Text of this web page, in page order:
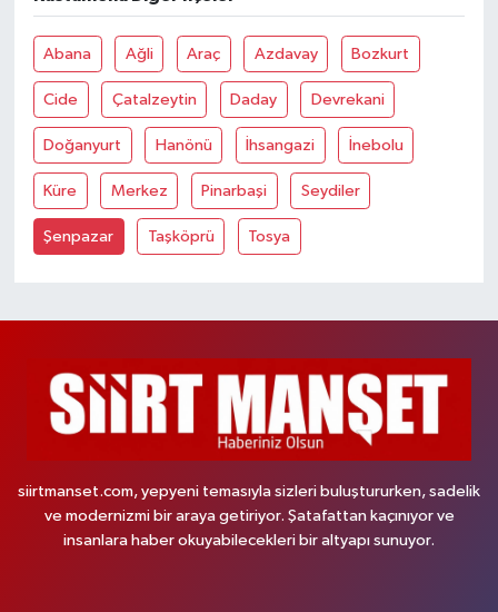
Abana Ağli Araç Azdavay Bozkurt
Cide Çatalzeytin Daday Devrekani
Doğanyurt Hanönü İhsangazi İnebolu
Küre Merkez Pinarbaşi Seydiler
Şenpazar Taşköprü Tosya
siirtmanset.com, yepyeni temasıyla sizleri buluştururken, sadelik
ve modernizmi bir araya getiriyor. Şatafattan kaçınıyor ve
insanlara haber okuyabilecekleri bir altyapı sunuyor.